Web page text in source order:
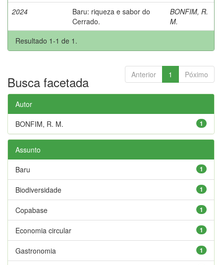
2024
Baru: riqueza e sabor do
Cerrado.
BONFIM, R.
M.
Resultado 1-1 de 1.
Anterior 1 Póximo
Busca facetada
Autor
1
BONFIM, R. M.
Assunto
1
Baru
1
Biodiversidade
1
Copabase
1
Economia circular
1
Gastronomia